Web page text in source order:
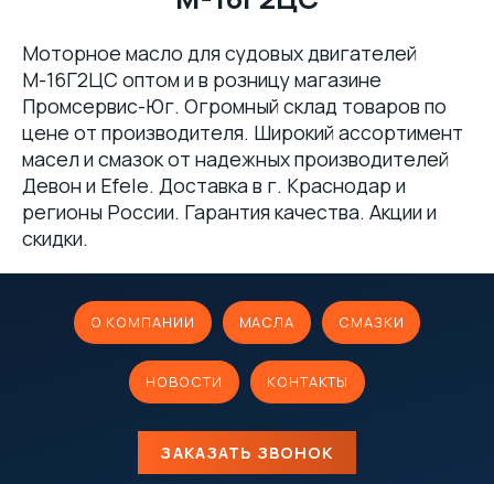
Моторное масло для судовых двигателей
М-16Г2ЦС оптом и в розницу магазине
Промсервис-Юг. Огромный склад товаров по
цене от производителя. Широкий ассортимент
масел и смазок от надежных производителей
Девон и Efele. Доставка в г. Краснодар и
регионы России. Гарантия качества. Акции и
скидки.
О КОМПАНИИ МАСЛА СМАЗКИ
НОВОСТИ КОНТАКТЫ
ЗАКАЗАТЬ ЗВОНОК